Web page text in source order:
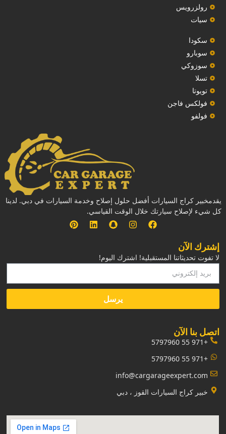
رولزرويس
سيات
سكودا
‏سوبارو‏
سوزوكي
تسلا
تويوتا
فولكس فاجن
فولفو
يقدمخبير كراج السيارات أفضل حلول إصلاح وخدمة السيارات في دبي. لدينا
كل شيء لإصلاح سيارتك خلال الوقت القياسي.
إشترك الآن
لا تفوت تحديثاتنا المستقبلية! اشترك اليوم!
يرسل
‏اتصل بنا الآن‏
+971 55 5797960
+971 55 5797960
info@cargarageexpert.com
‏خبير كراج السيارات القوز ، دبي‏